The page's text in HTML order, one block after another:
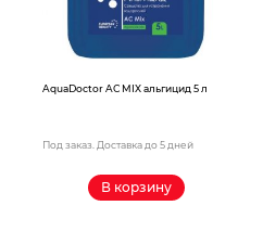
AquaDoctor AС MIX альгицид 5 л
Под заказ. Доставка до 5 дней
В корзину